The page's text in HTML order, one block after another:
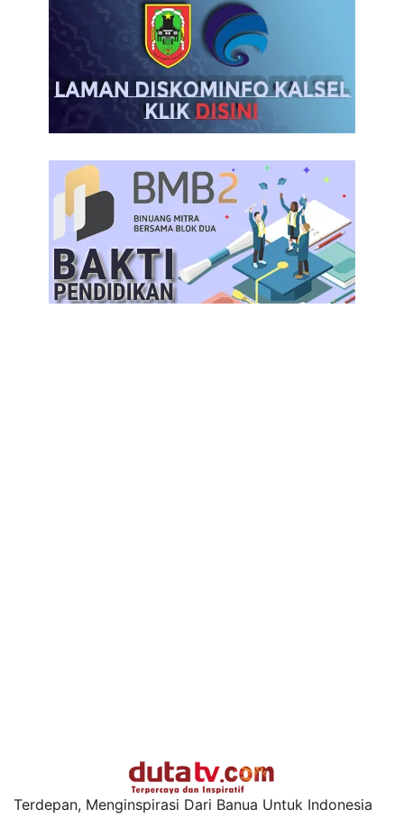
Terdepan, Menginspirasi Dari Banua Untuk Indonesia